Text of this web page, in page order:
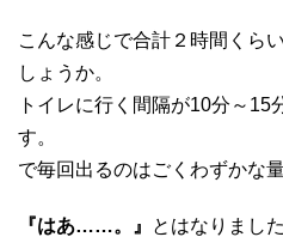
こんな感じで合計２時間くら
しょうか。
トイレに行く間隔が10分～15
す。
で毎回出るのはごくわずかな量
『はあ……。』
とはなりまし